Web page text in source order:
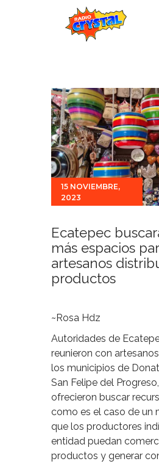
Estaciones
Eventos
Promociones
Noticias
Para ti
Contacto
15 NOVIEMBRE,
2023
Ecatepec
más espacios
artesanos
productos
~Rosa Hdz
Autoridades de
reunieron con
los municipios de
San Felipe del
ofrecieron buscar
como es el caso de un
que los productores
entidad puedan
productos y generar